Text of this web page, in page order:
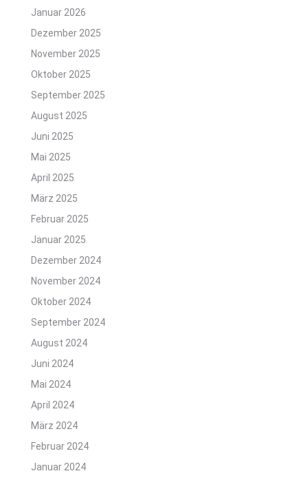
Januar 2026
Dezember 2025
November 2025
Oktober 2025
September 2025
August 2025
Juni 2025
Mai 2025
April 2025
März 2025
Februar 2025
Januar 2025
Dezember 2024
November 2024
Oktober 2024
September 2024
August 2024
Juni 2024
Mai 2024
April 2024
März 2024
Februar 2024
Januar 2024